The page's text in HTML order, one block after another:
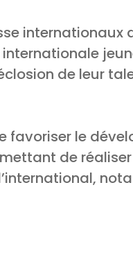
de leur
favoriser le
de